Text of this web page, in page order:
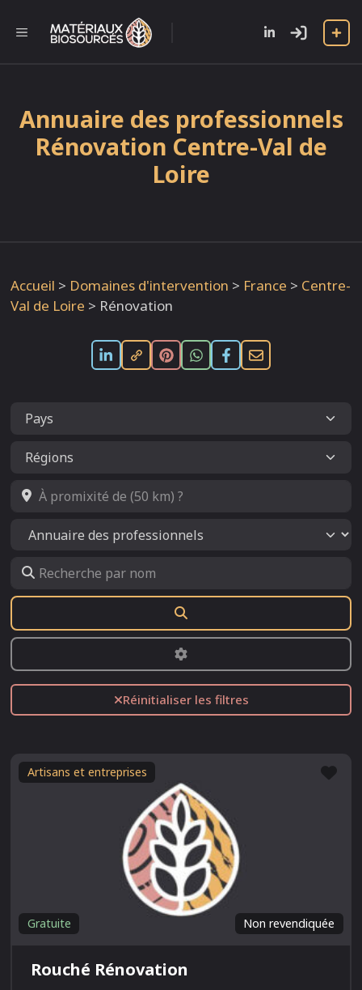
contenu
MENU
Annuaire des professionnels
Rénovation Centre-Val de
Loire
Accueil > Domaines d'intervention > France > Centre-
Val de Loire > Rénovation
À promixité de (50 km) ?
Select search type
Recherche par nom
Advanced Filters
Réinitialiser les filtres
Artisans et entreprises
Non revendiquée
Gratuite
Rouché Rénovation